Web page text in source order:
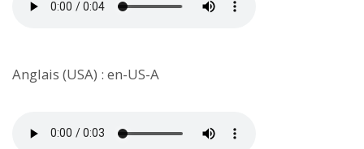
Anglais (USA) : en-US-A